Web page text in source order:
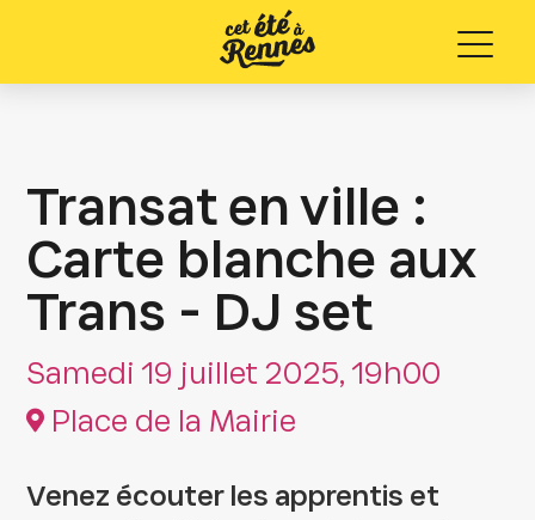
Menu
Transat en ville :
Carte blanche aux
Trans - DJ set
Samedi 19 juillet 2025, 19h00
Place de la Mairie
Venez écouter les apprentis et